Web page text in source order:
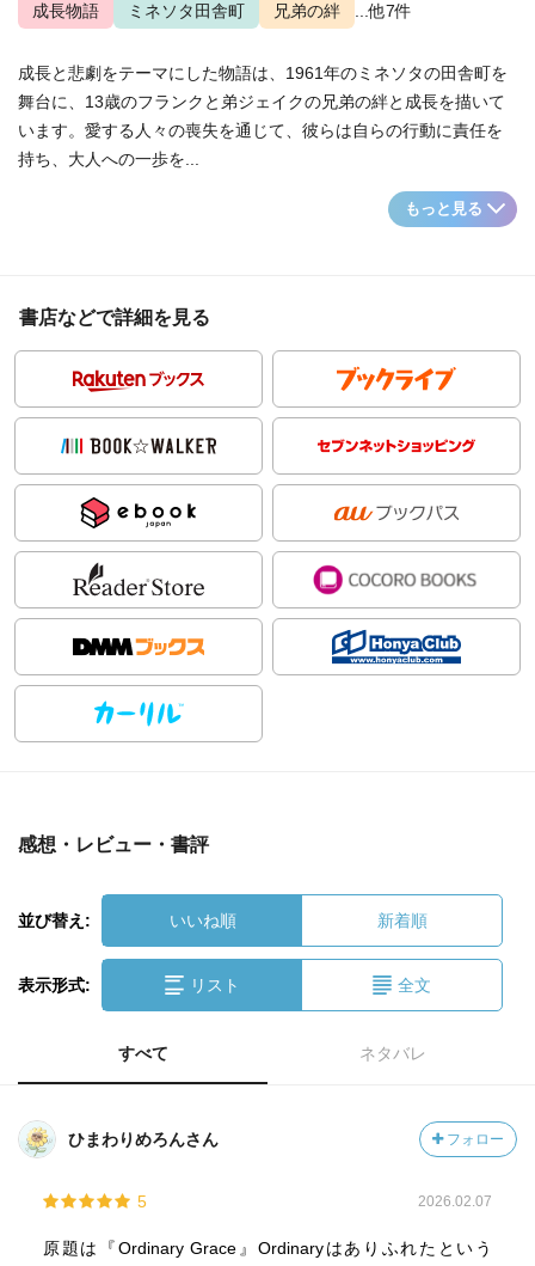
成長物語 ミネソタ田舎町 兄弟の絆 ...他7件
成長と悲劇をテーマにした物語は、1961年のミネソタの田舎町を
舞台に、13歳のフランクと弟ジェイクの兄弟の絆と成長を描いて
います。愛する人々の喪失を通じて、彼らは自らの行動に責任を
持ち、大人への一歩を...
もっと見る
書店などで詳細を見る
感想・レビュー・書評
並び替え: いいね順 新着順
表示形式: リスト 全文
すべて ネタバレ
ひまわりめろんさん フォロー
5 2026.02.07
原題は『Ordinary Grace』Ordinaryはありふれたという